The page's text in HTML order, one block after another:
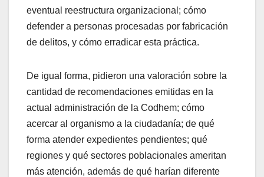
eventual reestructura organizacional; cómo
defender a personas procesadas por fabricación
de delitos, y cómo erradicar esta práctica.
De igual forma, pidieron una valoración sobre la
cantidad de recomendaciones emitidas en la
actual administración de la Codhem; cómo
acercar al organismo a la ciudadanía; de qué
forma atender expedientes pendientes; qué
regiones y qué sectores poblacionales ameritan
más atención, además de qué harían diferente